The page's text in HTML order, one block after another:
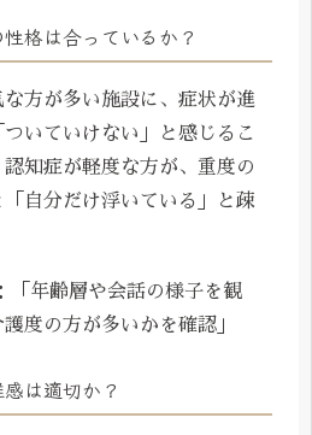
格は合っているか？
方が多い施設に、症状が進
いていけない」と感じるこ
知症が軽度な方が、重度の
自分だけ浮いている」と疎
：「年齢層や会話の様子を観
度の方が多いかを確認」
は適切か？